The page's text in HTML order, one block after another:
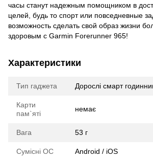
часы станут надежным помощником в
целей, будь то спорт или повседневные
возможность сделать свой образ жизни
здоровым с Garmin Forerunner 965!
Характеристики
Тип гаджета Дорослі смарт
Карти
пам`яті
немає
Вага 53 г
Сумісні ОС Android / iOS